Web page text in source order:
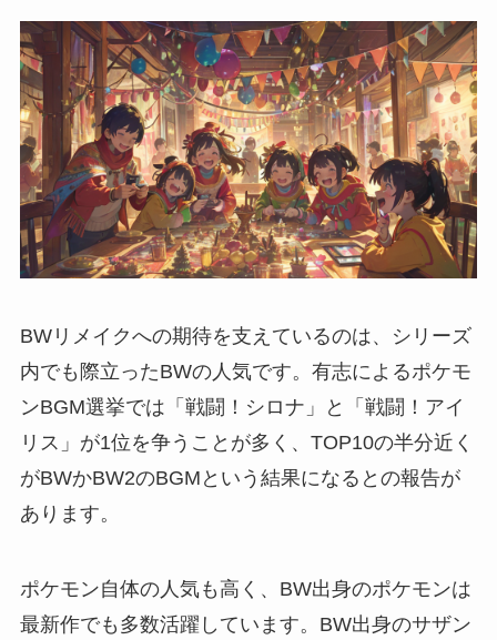
BWリメイクへの期待を支えているのは、シリーズ
内でも際立ったBWの人気です。有志によるポケモ
ンBGM選挙では「戦闘！シロナ」と「戦闘！アイ
リス」が1位を争うことが多く、TOP10の半分近く
がBWかBW2のBGMという結果になるとの報告が
あります。
ポケモン自体の人気も高く、BW出身のポケモンは
最新作でも多数活躍しています。BW出身のサザン